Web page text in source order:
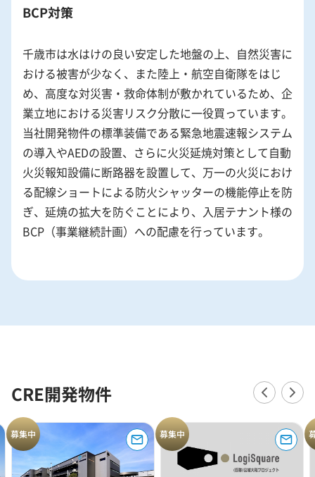
BCP対策
千歳市は水はけの良い安定した地盤の上、自然災害に
おける被害が少なく、また陸上・航空自衛隊をはじ
め、高度な対災害・救命体制が敷かれているため、企
業立地における災害リスク分散に一役買っています。
当社開発物件の標準装備である緊急地震速報システム
の導入やAEDの設置、さらに火災延焼対策として自動
火災報知設備に断路器を設置して、万一の火災におけ
る配線ショートによる防火シャッターの機能停止を防
ぎ、延焼の拡大を防ぐことにより、入居テナント様の
BCP（事業継続計画）への配慮を行っています。
CRE開発物件
募集中 募集中